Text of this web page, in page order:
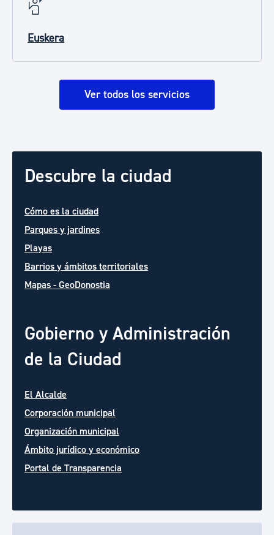
Euskera
Ver todos los servicios
Descubre la ciudad
Cómo es la ciudad
Parques y jardines
Playas
Barrios y ámbitos territoriales
Mapas - GeoDonostia
Gobierno y Administración
de la Ciudad
El Alcalde
Corporación municipal
Organización municipal
Ámbito jurídico y económico
Portal de Transparencia